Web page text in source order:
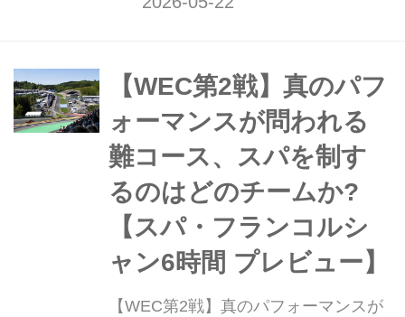
半公道サーキットは、変わりやすい天
候と気温でもドライバーを悩ませる。
なお...
【WEC第2戦】真のパフ
ォーマンスが問われる
難コース、スパを制す
るのはどのチームか?
【スパ・フランコルシ
ャン6時間 プレビュー】
【WEC第2戦】真のパフォーマンスが